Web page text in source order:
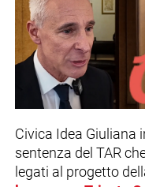
Civica Idea Giuliana
sentenza del TAR
legati al progetto